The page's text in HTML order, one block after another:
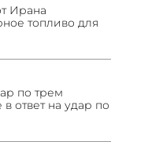
Ирана
топливо для
по трем
ответ на удар по